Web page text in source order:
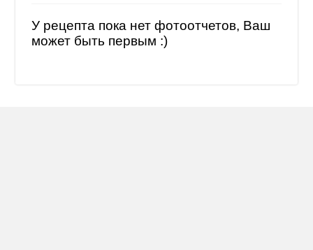
У рецепта пока нет фотоотчетов, Ваш
может быть первым :)